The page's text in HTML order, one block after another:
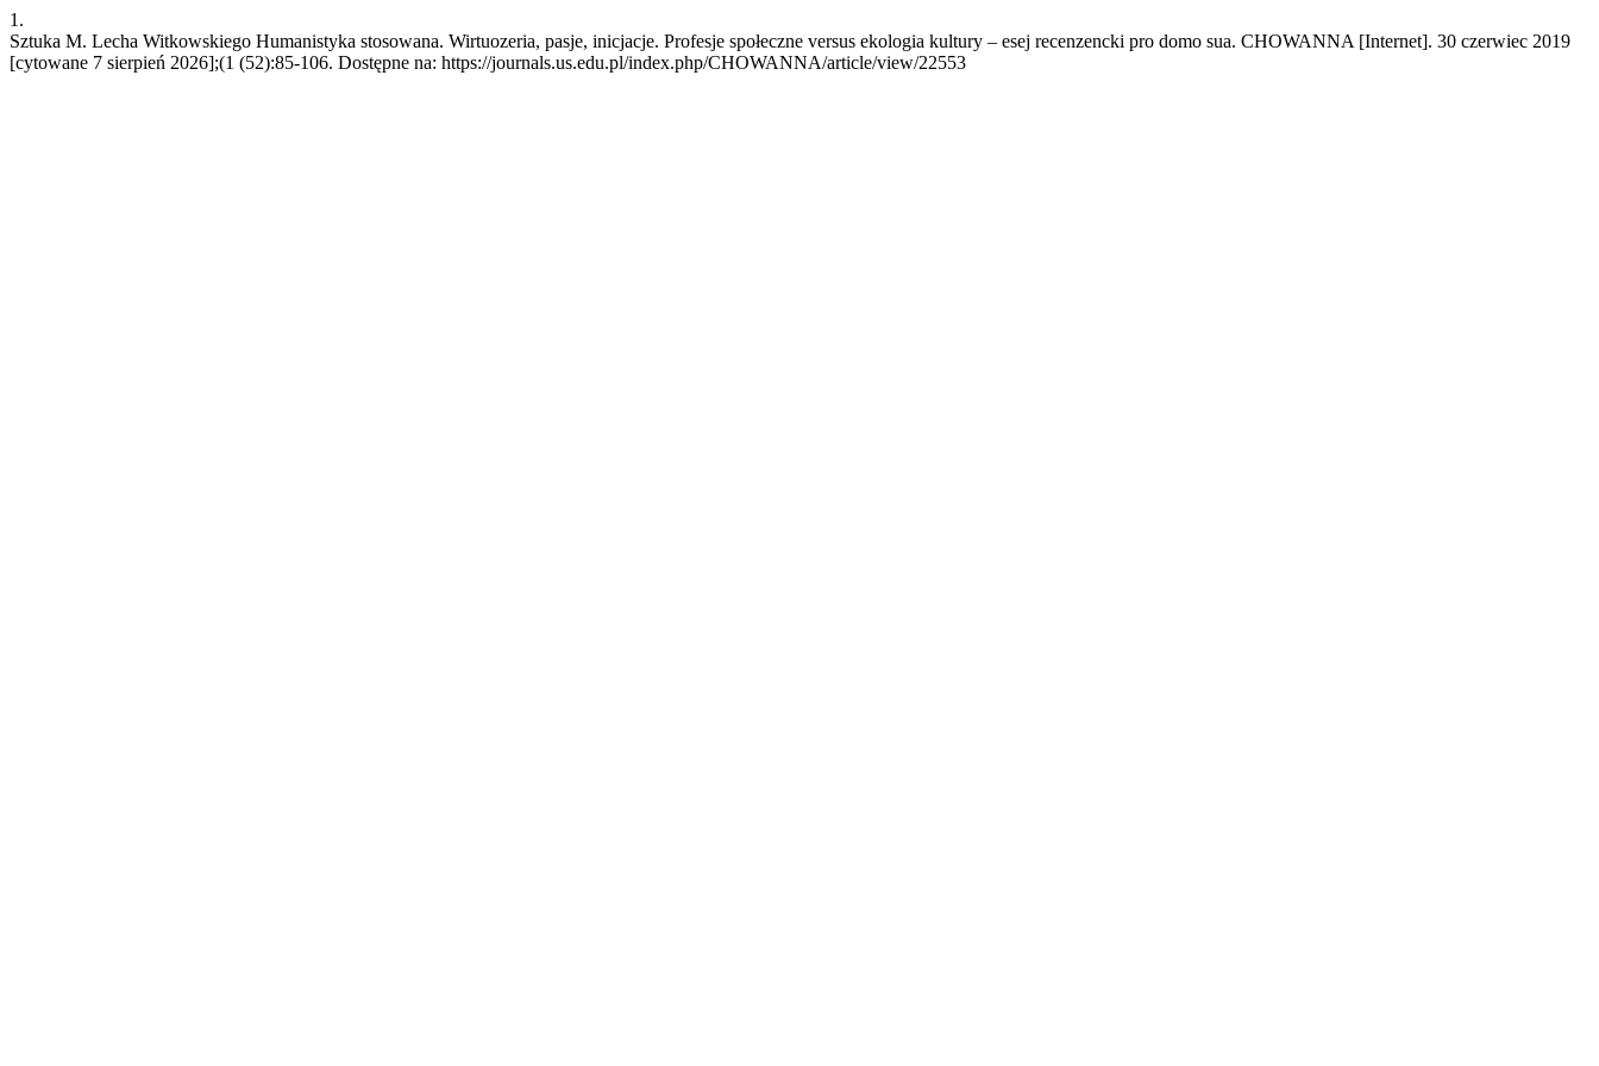
1.
Sztuka M. Lecha Witkowskiego Humanistyka stosowana. Wirtuozeria, pasje, inicjacje. Profesje społeczne versus ekologia kultury – esej recenzencki pro domo sua. CHOWANNA [Internet]. 30 czerwiec 2019
[cytowane 7 sierpień 2026];(1 (52):85-106. Dostępne na: https://journals.us.edu.pl/index.php/CHOWANNA/article/view/22553